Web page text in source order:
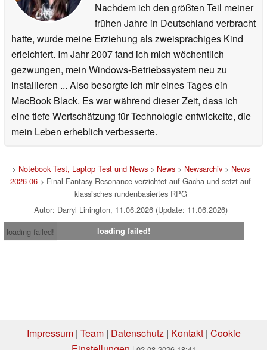
Nachdem ich den größten Teil meiner
frühen Jahre in Deutschland verbracht
hatte, wurde meine Erziehung als zweisprachiges Kind
erleichtert. Im Jahr 2007 fand ich mich wöchentlich
gezwungen, mein Windows-Betriebssystem neu zu
installieren ... Also besorgte ich mir eines Tages ein
MacBook Black. Es war während dieser Zeit, dass ich
eine tiefe Wertschätzung für Technologie entwickelte, die
mein Leben erheblich verbesserte.
> Notebook Test, Laptop Test und News> News> Newsarchiv> News
2026-06 > Final Fantasy Resonance verzichtet auf Gacha und setzt auf
klassisches rundenbasiertes RPG
Autor: Darryl Linington, 11.06.2026 (Update: 11.06.2026)
loading failed!
loading failed!
Impressum| Team| Datenschutz| Kontakt| Cookie